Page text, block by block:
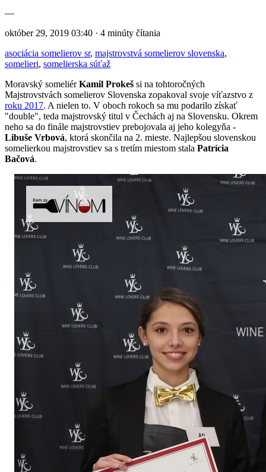
—
október 29, 2019 03:40 · 4 minúty čítania
asociácia somelierov sr, majstrovstvá somelierov slovenska,
somelieri, somelierska súťaž
Moravský someliérKamil Prokeš si na tohtoročných
Majstrovstvách somelierov Slovenska zopakoval svoje víťazstvo z
roku 2017. A nielen to. V oboch rokoch sa mu podarilo získať
"double", teda majstrovský titul v Čechách aj na Slovensku. Okrem
neho sa do finále majstrovstiev prebojovala aj jeho kolegyňa -
Libuše Vrbová, ktorá skončila na 2. mieste. Najlepšou slovenskou
somelierkou majstrovstiev sa s tretím miestom stala Patrícia
Bačová.